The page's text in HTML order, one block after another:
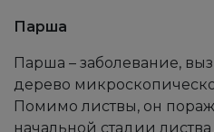
Парша
Парша – заболевание,
дерево
Помимо листвы, он
начальной стадии